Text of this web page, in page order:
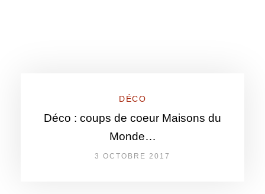
DÉCO
Déco : coups de coeur Maisons du
Monde…
3 OCTOBRE 2017